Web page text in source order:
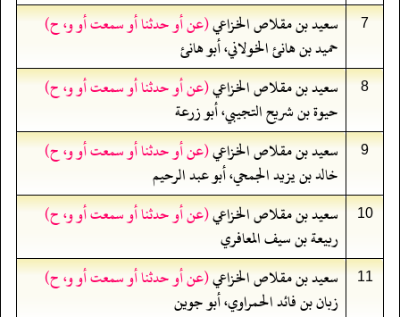
7 سعيد بن مقلاص الخزاعي(عن أو حدثنا أو سمعت أو و، ح)
حميد بن هانئ الخولاني، أبو هانئ
8 سعيد بن مقلاص الخزاعي(عن أو حدثنا أو سمعت أو و، ح)
حيوة بن شريح التجيبي، أبو زرعة
9 سعيد بن مقلاص الخزاعي(عن أو حدثنا أو سمعت أو و، ح)
خالد بن يزيد الجمحي، أبو عبد الرحيم
10 سعيد بن مقلاص الخزاعي(عن أو حدثنا أو سمعت أو و، ح)
ربيعة بن سيف المعافري
11 سعيد بن مقلاص الخزاعي(عن أو حدثنا أو سمعت أو و، ح)
زبان بن فائد الحمراوي، أبو جوين